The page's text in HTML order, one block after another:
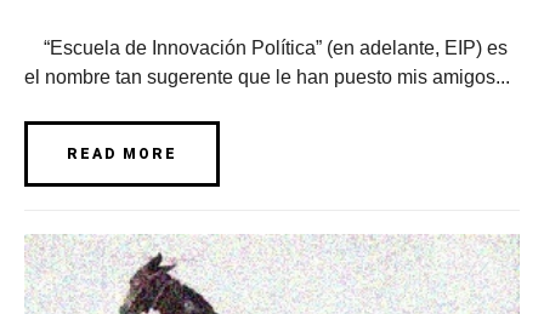
“Escuela de Innovación Política” (en adelante, EIP) es
el nombre tan sugerente que le han puesto mis amigos...
READ MORE